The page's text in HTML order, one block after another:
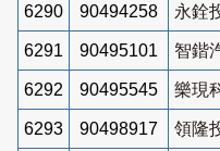
6290 90494258 永銓
6291 90495101 智鍇
6292 90495545 樂現
6293 90498917 領隆